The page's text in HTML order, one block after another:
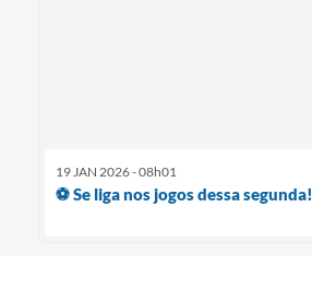
19 JAN 2026 - 08h01
⚽️ Se liga nos jogos dessa segunda!